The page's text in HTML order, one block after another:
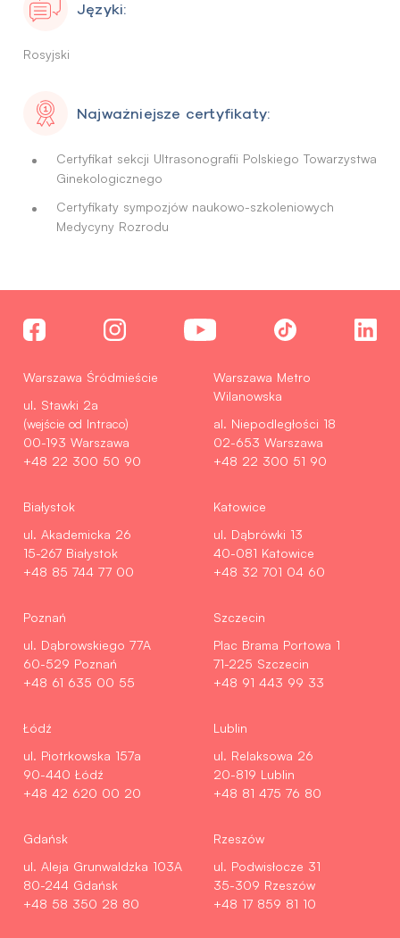
Języki:
Rosyjski
Najważniejsze certyfikaty:
Certyfikat sekcji Ultrasonografii Polskiego Towarzystwa
Ginekologicznego
Certyfikaty sympozjów naukowo-szkoleniowych
Medycyny Rozrodu
Warszawa Śródmieście
ul. Stawki 2a
(wejście od Intraco)
00-193 Warszawa
+48 22 300 50 90
Warszawa Metro
Wilanowska
al. Niepodległości 18
02-653 Warszawa
+48 22 300 51 90
Białystok
ul. Akademicka 26
15-267 Białystok
+48 85 744 77 00
Katowice
ul. Dąbrówki 13
40-081 Katowice
+48 32 701 04 60
Poznań
ul. Dąbrowskiego 77A
60-529 Poznań
+48 61 635 00 55
Szczecin
Plac Brama Portowa 1
71-225 Szczecin
+48 91 443 99 33
Łódź
ul. Piotrkowska 157a
90-440 Łódź
+48 42 620 00 20
Lublin
ul. Relaksowa 26
20-819 Lublin
+48 81 475 76 80
Gdańsk
ul. Aleja Grunwaldzka 103A
80-244 Gdańsk
+48 58 350 28 80
Rzeszów
ul. Podwisłocze 31
35-309 Rzeszów
+48 17 859 81 10